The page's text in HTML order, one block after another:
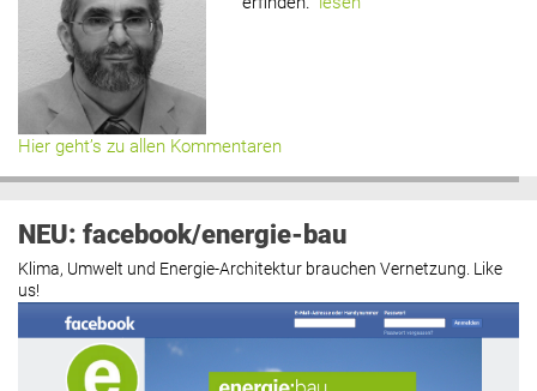
Hier geht’s zu allen Kommentaren
NEU: facebook/energie-bau
Klima, Umwelt und Energie-Architektur brauchen Vernetzung. Like
us!